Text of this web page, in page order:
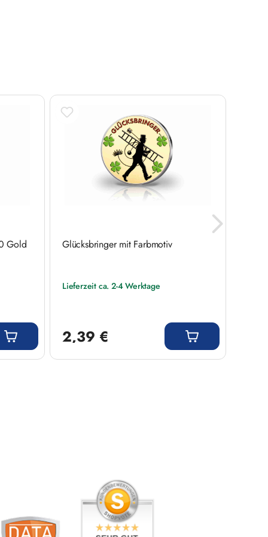
Gold
Glücksbringer mit Farbmotiv
Lieferzeit ca. 2-4 Werktage
2,39 €